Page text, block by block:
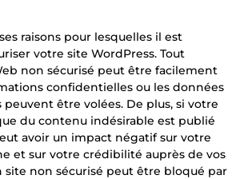
raisons pour lesquelles il est
votre site WordPress. Tout
non sécurisé peut être facilement
confidentielles ou les données
être volées. De plus, si votre
du contenu indésirable est publié
avoir un impact négatif sur votre
et sur votre crédibilité auprès de vos
site non sécurisé peut être bloqué par